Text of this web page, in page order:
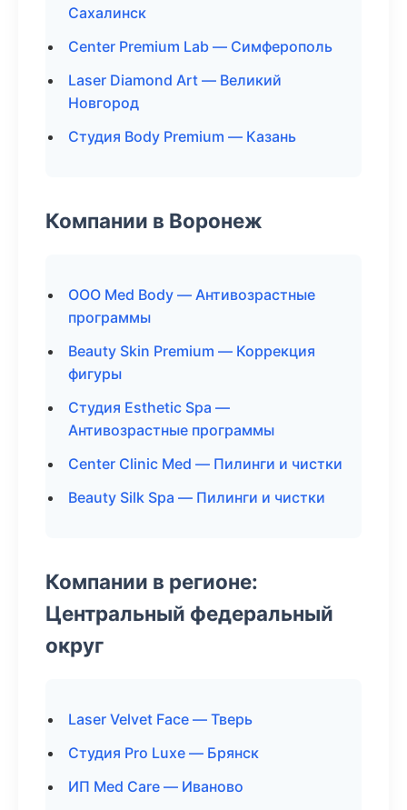
Сахалинск
Center Premium Lab — Симферополь
Laser Diamond Art — Великий
Новгород
Студия Body Premium — Казань
Компании в Воронеж
ООО Med Body — Антивозрастные
программы
Beauty Skin Premium — Коррекция
фигуры
Студия Esthetic Spa —
Антивозрастные программы
Center Clinic Med — Пилинги и чистки
Beauty Silk Spa — Пилинги и чистки
Компании в регионе:
Центральный федеральный
округ
Laser Velvet Face — Тверь
Студия Pro Luxe — Брянск
ИП Med Care — Иваново